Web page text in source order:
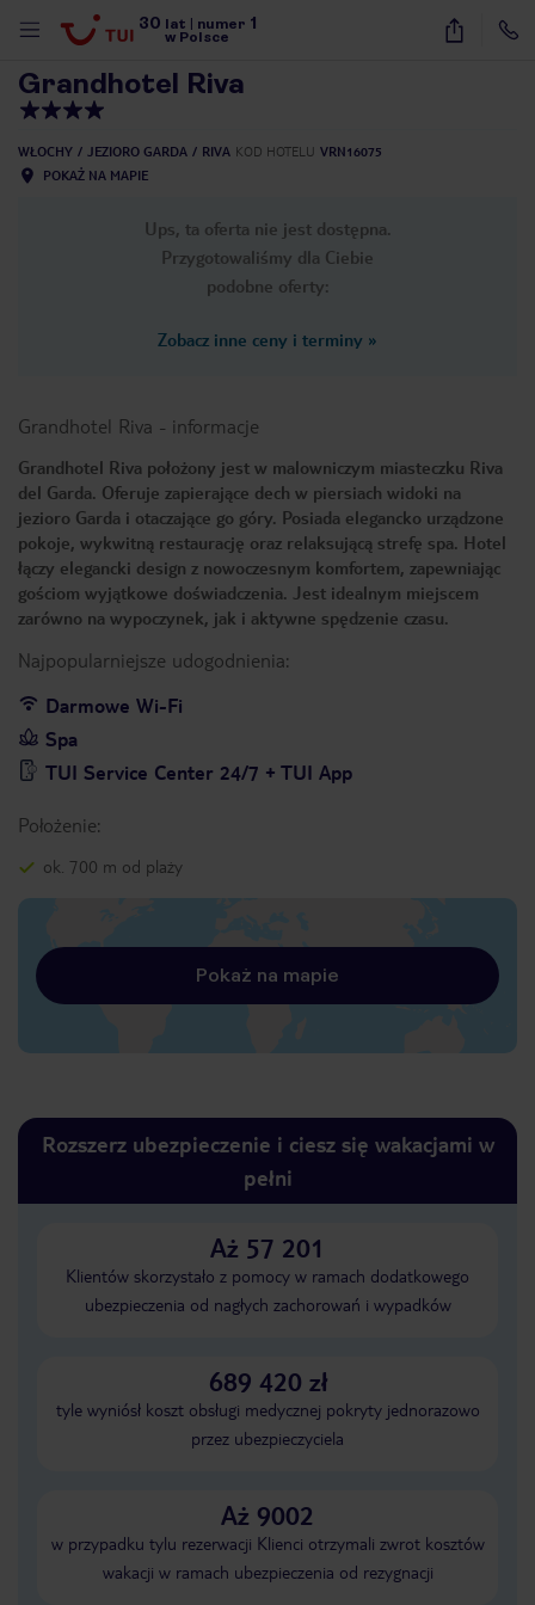
30 lat numer 1
w Polsce
21
Grandhotel Riva
WŁOCHY JEZIORO GARDA RIVA KOD HOTELU VRN16075
POKAŻ NA MAPIE
Ups, ta oferta nie jest dostępna.
Przygotowaliśmy dla Ciebie
podobne oferty:
Zobacz inne ceny i terminy »
Grandhotel Riva - informacje
Grandhotel Riva położony jest w malowniczym miasteczku Riva
del Garda. Oferuje zapierające dech w piersiach widoki na
jezioro Garda i otaczające go góry. Posiada elegancko urządzone
pokoje, wykwitną restaurację oraz relaksującą strefę spa. Hotel
łączy elegancki design z nowoczesnym komfortem, zapewniając
gościom wyjątkowe doświadczenia. Jest idealnym miejscem
zarówno na wypoczynek, jak i aktywne spędzenie czasu.
Najpopularniejsze udogodnienia:
Darmowe Wi-Fi
Spa
TUI Service Center 24/7 + TUI App
Położenie:
ok. 700 m od plaży
Pokaż na mapie
Rozszerz ubezpieczenie i ciesz się wakacjami w
pełni
Aż 57 201
Klientów skorzystało z pomocy w ramach dodatkowego
ubezpieczenia od nagłych zachorowań i wypadków
689 420 zł
tyle wyniósł koszt obsługi medycznej pokryty jednorazowo
przez ubezpieczyciela
Aż 9002
w przypadku tylu rezerwacji Klienci otrzymali zwrot kosztów
wakacji w ramach ubezpieczenia od rezygnacji